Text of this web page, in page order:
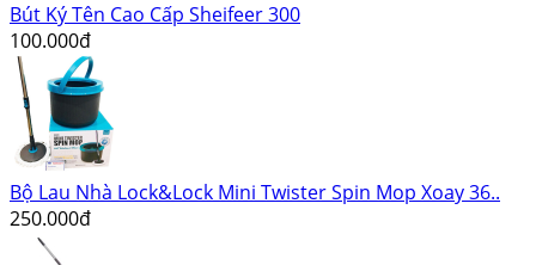
Bút Ký Tên Cao Cấp Sheifeer 300
100.000đ
Bộ Lau Nhà Lock&Lock Mini Twister Spin Mop Xoay 36..
250.000đ